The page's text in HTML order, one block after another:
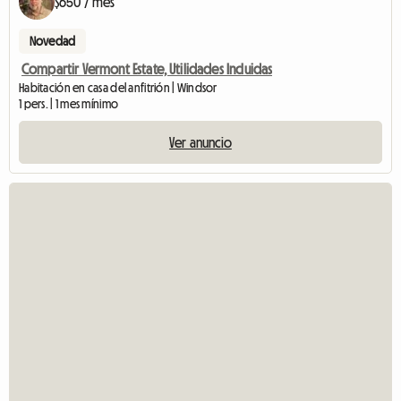
Novedad
Compartir Vermont Estate, Utilidades Incluidas
Habitación en casa del anfitrión | Windsor
1 pers. | 1 mes mínimo
Ver anuncio